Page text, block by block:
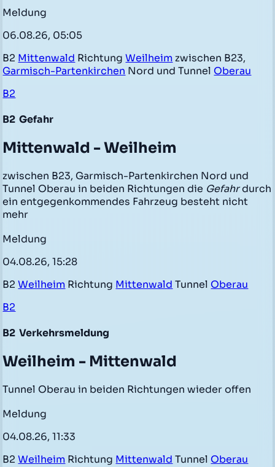
Meldung
06.08.26, 05:05
B2 Mittenwald RichtungWeilheim zwischen B23,
Garmisch-Partenkirchen Nord und Tunnel Oberau
B2
B2 Gefahr
Mittenwald - Weilheim
zwischen B23, Garmisch-Partenkirchen Nord und
Tunnel Oberau in beiden Richtungen die Gefahrdurch
ein entgegenkommendes Fahrzeug besteht nicht
mehr
Meldung
04.08.26, 15:28
B2Weilheim Richtung Mittenwald Tunnel Oberau
B2
B2 Verkehrsmeldung
Weilheim - Mittenwald
Tunnel Oberau in beiden Richtungen wieder offen
Meldung
04.08.26, 11:33
B2Weilheim Richtung Mittenwald Tunnel Oberau